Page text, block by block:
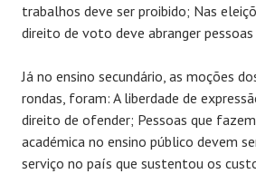
trabalhos deve ser proibido; Nas
direito de voto deve abranger
Já no ensino secundário, as moções
rondas, foram: A liberdade de
direito de ofender; Pessoas que
académica no ensino público devem
serviço no país que sustentou os